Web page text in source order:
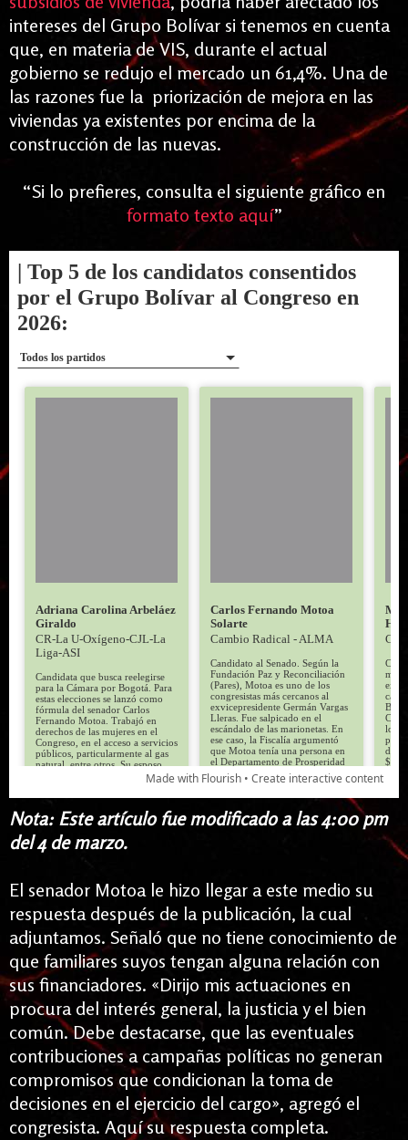
intereses del Grupo Bolívar si tenemos en cuenta
que, en materia de VIS, durante el actual
gobierno se redujo el mercado un 61,4%. Una de
las razones fue la priorización de mejora en las
viviendas ya existentes por encima de la
construcción de las nuevas.
“Si lo prefieres, consulta el siguiente gráfico en
formato texto aquí”
Nota: Este artículo fue modificado a las 4:00 pm
del 4 de marzo.
El senador Motoa le hizo llegar a este medio su
respuesta después de la publicación, la cual
adjuntamos. Señaló que no tiene conocimiento de
que familiares suyos tengan alguna relación con
sus financiadores. «Dirijo mis actuaciones en
procura del interés general, la justicia y el bien
común. Debe destacarse, que las eventuales
contribuciones a campañas políticas no generan
compromisos que condicionan la toma de
decisiones en el ejercicio del cargo», agregó el
congresista. Aquí su respuesta completa.